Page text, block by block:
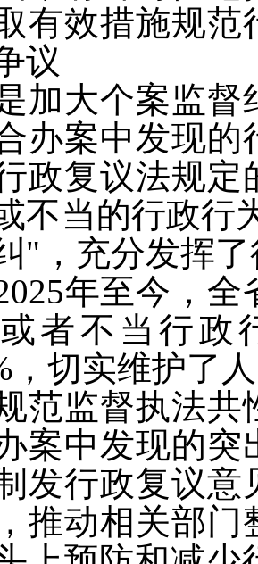
有效措施规
议
加大个案监
办案中发现的
政复议法规
不当的行政行
"，充分发挥
年至今，
者不当行政
，切实维护了
范监督执法
案中发现的突
发行政复议意
推动相关部门